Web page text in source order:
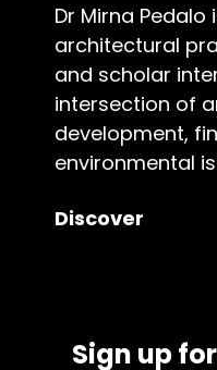
Dr Mirna
architectural
and scholar
intersection of
development,
environmental
Discover
Sign up